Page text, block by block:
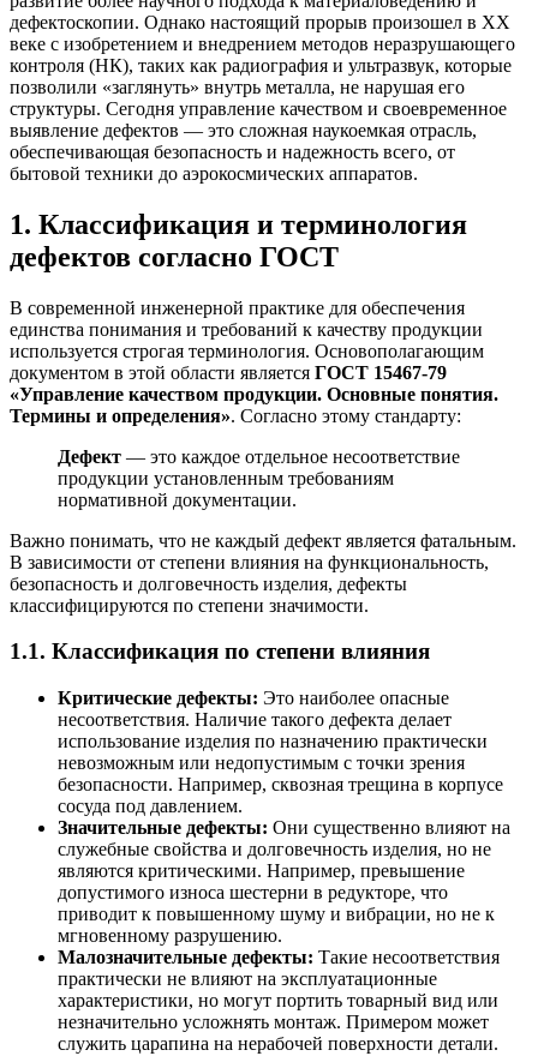
дефектоскопии. Однако настоящий прорыв произошел в XX
веке с изобретением и внедрением методов неразрушающего
контроля (НК), таких как радиография и ультразвук, которые
позволили «заглянуть» внутрь металла, не нарушая его
структуры. Сегодня управление качеством и своевременное
выявление дефектов — это сложная наукоемкая отрасль,
обеспечивающая безопасность и надежность всего, от
бытовой техники до аэрокосмических аппаратов.
1. Классификация и терминология
дефектов согласно ГОСТ
В современной инженерной практике для обеспечения
единства понимания и требований к качеству продукции
используется строгая терминология. Основополагающим
документом в этой области является ГОСТ 15467-79
«Управление качеством продукции. Основные понятия.
Термины и определения». Согласно этому стандарту:
Дефект — это каждое отдельное несоответствие
продукции установленным требованиям
нормативной документации.
Важно понимать, что не каждый дефект является фатальным.
В зависимости от степени влияния на функциональность,
безопасность и долговечность изделия, дефекты
классифицируются по степени значимости.
1.1. Классификация по степени влияния
Критические дефекты: Это наиболее опасные
несоответствия. Наличие такого дефекта делает
использование изделия по назначению практически
невозможным или недопустимым с точки зрения
безопасности. Например, сквозная трещина в корпусе
сосуда под давлением.
Значительные дефекты: Они существенно влияют на
служебные свойства и долговечность изделия, но не
являются критическими. Например, превышение
допустимого износа шестерни в редукторе, что
приводит к повышенному шуму и вибрации, но не к
мгновенному разрушению.
Малозначительные дефекты: Такие несоответствия
практически не влияют на эксплуатационные
характеристики, но могут портить товарный вид или
незначительно усложнять монтаж. Примером может
служить царапина на нерабочей поверхности детали.